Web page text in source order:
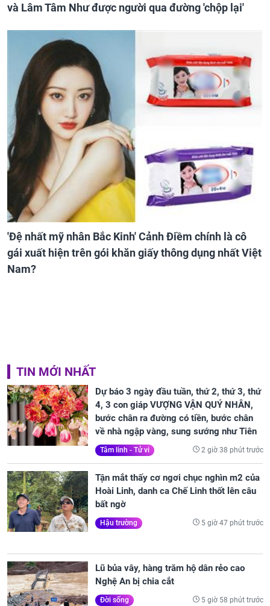
và Lâm Tâm Như được người qua đường 'chộp lại'
'Đệ nhất mỹ nhân Bắc Kinh' Cảnh Điềm chính là cô
gái xuất hiện trên gói khăn giấy thông dụng nhất Việt
Nam?
TIN MỚI NHẤT
Dự báo 3 ngày đầu tuần, thứ 2, thứ 3, thứ
4, 3 con giáp VƯỢNG VẬN QUÝ NHÂN,
bước chân ra đường có tiền, bước chân
về nhà ngập vàng, sung sướng như Tiên
Tâm linh - Tử vi 2 giờ 38 phút trước
Tận mắt thấy cơ ngơi chục nghìn m2 của
Hoài Linh, danh ca Chế Linh thốt lên câu
bất ngờ
Hậu trường 5 giờ 47 phút trước
Lũ bủa vây, hàng trăm hộ dân rẻo cao
Nghệ An bị chia cắt
Đời sống 5 giờ 58 phút trước